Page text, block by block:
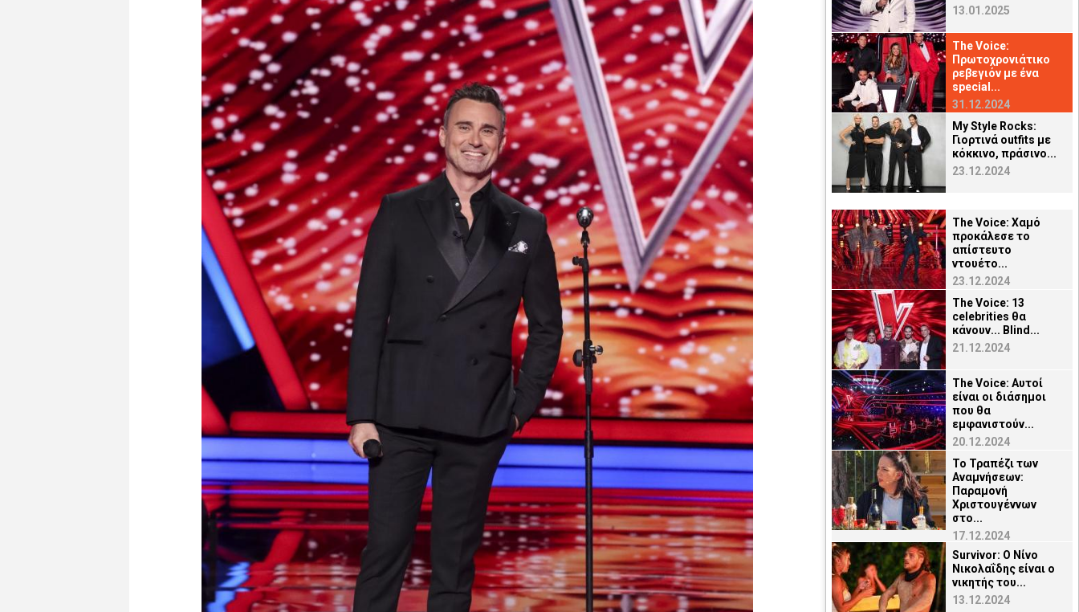
13.01.2025
The Voice:
Πρωτοχρονιάτικο
ρεβεγιόν με ένα
special...
31.12.2024
My Style Rocks:
Γιορτινά οutfits με
κόκκινο, πράσινο...
23.12.2024
The Voice: Χαμό
προκάλεσε το
απίστευτο
ντουέτο...
23.12.2024
The Voice: 13
celebrities θα
κάνουν... Blind...
21.12.2024
The Voice: Αυτοί
είναι οι διάσημοι
που θα
εμφανιστούν...
20.12.2024
Το Τραπέζι των
Αναμνήσεων:
Παραμονή
Χριστουγέννων
στο...
17.12.2024
Survivor: O Νίνο
Νικολαΐδης είναι ο
νικητής του...
13.12.2024